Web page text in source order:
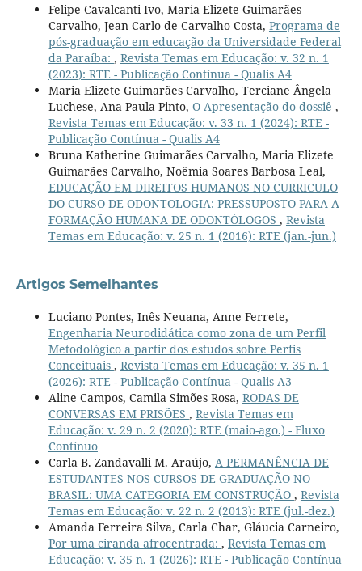
Felipe Cavalcanti Ivo, Maria Elizete Guimarães
Carvalho, Jean Carlo de Carvalho Costa, Programa de
pós-graduação em educação da Universidade Federal
da Paraíba: , Revista Temas em Educação: v. 32 n. 1
(2023): RTE - Publicação Contínua - Qualis A4
Maria Elizete Guimarães Carvalho, Terciane Ângela
Luchese, Ana Paula Pinto, O Apresentação do dossiê ,
Revista Temas em Educação: v. 33 n. 1 (2024): RTE -
Publicação Contínua - Qualis A4
Bruna Katherine Guimarães Carvalho, Maria Elizete
Guimarães Carvalho, Noêmia Soares Barbosa Leal,
EDUCAÇÃO EM DIREITOS HUMANOS NO CURRICULO
DO CURSO DE ODONTOLOGIA: PRESSUPOSTO PARA A
FORMAÇÃO HUMANA DE ODONTÓLOGOS , Revista
Temas em Educação: v. 25 n. 1 (2016): RTE (jan.-jun.)
Artigos Semelhantes
Luciano Pontes, Inês Neuana, Anne Ferrete,
Engenharia Neurodidática como zona de um Perfil
Metodológico a partir dos estudos sobre Perfis
Conceituais , Revista Temas em Educação: v. 35 n. 1
(2026): RTE - Publicação Contínua - Qualis A3
Aline Campos, Camila Simões Rosa, RODAS DE
CONVERSAS EM PRISÕES , Revista Temas em
Educação: v. 29 n. 2 (2020): RTE (maio-ago.) - Fluxo
Contínuo
Carla B. Zandavalli M. Araújo, A PERMANÊNCIA DE
ESTUDANTES NOS CURSOS DE GRADUAÇÃO NO
BRASIL: UMA CATEGORIA EM CONSTRUÇÃO , Revista
Temas em Educação: v. 22 n. 2 (2013): RTE (jul.-dez.)
Amanda Ferreira Silva, Carla Char, Gláucia Carneiro,
Por uma ciranda afrocentrada: , Revista Temas em
Educação: v. 35 n. 1 (2026): RTE - Publicação Contínua